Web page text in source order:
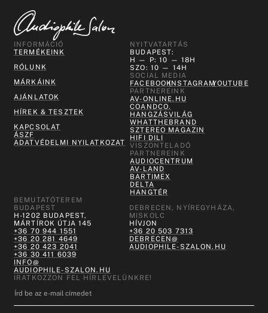
INFORMÁCIÓ
TERMÉKEINK
RÓLUNK
MÁRKÁINK
AJÁNLATOK
HÍREK & TESZTEK
KAPCSOLAT
ÁSZF
ADATVÉDELMI NYILATKOZAT
NYITVATARTÁS
BUDAPEST:
H — P: 10 — 18H
SZO: 10 — 14H
SOCIAL MEDIA
FACEBOOKINSTAGRAMYOUTUBE
PARTNEREINK
AV-ONLINE.HU
COANDCO.
HANGZÁSVILÁG
WHATTHEBRAND
SZTEREO MAGAZIN
HIFI DILI
VISZONTELADÓ
PARTNEREINK
AUDIOCENTRUM
AV-LAND
BARTIMEX
DELTA
HANGTÉR
BEMUTATÓTEREM
BUDAPEST
H-1202 BUDAPEST,
MÁRTÍROK ÚTJA 145
+36 70 944 1551
+36 20 281 4649
+36 20 423 2041
+36 30 411 6039
INFO@
AUDIOPHILE-SZALON.HU
DEBRECEN, NYÍREGYHÁZA,
MISKOLC
HÍVJON
+36 20 503 7313
DEBRECEN@
AUDIOPHILE-SZALON.HU
IRATKOZZON FEL HÍRLEVELÜNKRE!